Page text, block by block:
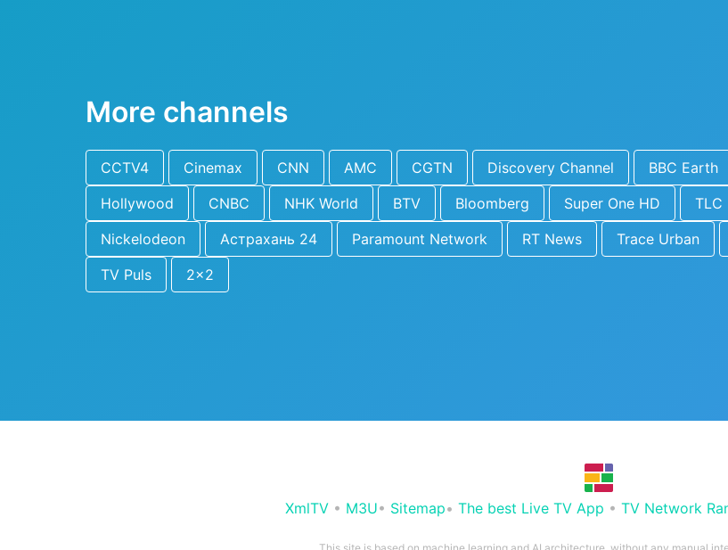
More channels
CCTV4 Cinemax CNN AMC CGTN Discovery Channel BBC Earth
Hollywood
CNBC NHK World BTV Bloomberg Super One HD TLC
Nickelodeon
Астрахань 24 Paramount Network RT News Trace Urban
TV Puls
2x2
XmlTV • M3U• Sitemap• The best Live TV App • TV Network